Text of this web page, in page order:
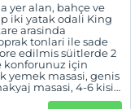
yer alan, bahçe ve
iki yatak odali King
arasinda
tonlari ile sade
edilmis süitlerde 2
konforunuz için
yemek masasi, genis
masasi, 4-6 kisi
oturma grubu